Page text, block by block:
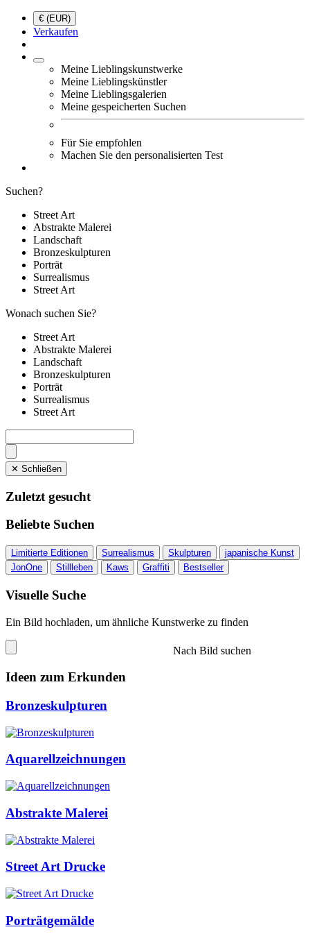
€ (EUR)
Verkaufen
Meine Lieblingskunstwerke
Meine Lieblingskünstler
Meine Lieblingsgalerien
Meine gespeicherten Suchen
Für Sie empfohlen
Machen Sie den personalisierten Test
Suchen?
Street Art
Abstrakte Malerei
Landschaft
Bronzeskulpturen
Porträt
Surrealismus
Street Art
Wonach suchen Sie?
Street Art
Abstrakte Malerei
Landschaft
Bronzeskulpturen
Porträt
Surrealismus
Street Art
✕ Schließen
Zuletzt gesucht
Beliebte Suchen
Limitierte Editionen Surrealismus Skulpturen
japanische Kunst
JonOne
Stillleben Kaws Graffiti Bestseller
Visuelle Suche
Ein Bild hochladen, um ähnliche Kunstwerke zu finden
Nach Bild suchen
Ideen zum Erkunden
Bronzeskulpturen
Aquarellzeichnungen
Abstrakte Malerei
Street Art Drucke
Porträtgemälde